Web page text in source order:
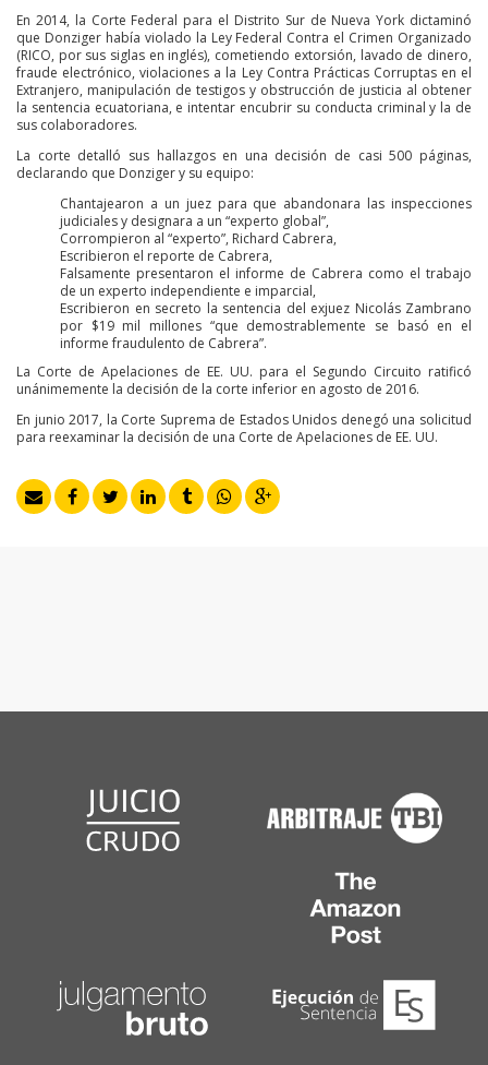
En 2014, la Corte Federal para el Distrito Sur de Nueva York dictaminó
que Donziger había violado la Ley Federal Contra el Crimen Organizado
(RICO, por sus siglas en inglés), cometiendo extorsión, lavado de dinero,
fraude electrónico, violaciones a la Ley Contra Prácticas Corruptas en el
Extranjero, manipulación de testigos y obstrucción de justicia al obtener
la sentencia ecuatoriana, e intentar encubrir su conducta criminal y la de
sus colaboradores.
La corte detalló sus hallazgos en una decisión de casi 500 páginas,
declarando que Donziger y su equipo:
Chantajearon a un juez para que abandonara las inspecciones
judiciales y designara a un “experto global”,
Corrompieron al “experto”, Richard Cabrera,
Escribieron el reporte de Cabrera,
Falsamente presentaron el informe de Cabrera como el trabajo
de un experto independiente e imparcial,
Escribieron en secreto la sentencia del exjuez Nicolás Zambrano
por $19 mil millones “que demostrablemente se basó en el
informe fraudulento de Cabrera”.
La Corte de Apelaciones de EE. UU. para el Segundo Circuito ratificó
unánimemente la decisión de la corte inferior en agosto de 2016.
En junio 2017, la Corte Suprema de Estados Unidos denegó una solicitud
para reexaminar la decisión de una Corte de Apelaciones de EE. UU.